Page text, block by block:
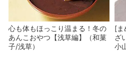
心も体もほっこり温まる！冬の
あんこおやつ【浅草編】（和菓
子/浅草）
[ま
ざ
小